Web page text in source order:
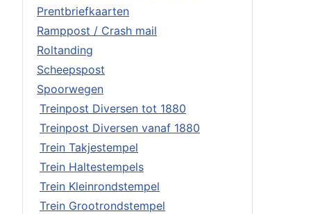
Prentbriefkaarten
Ramppost / Crash mail
Roltanding
Scheepspost
Spoorwegen
Treinpost Diversen tot 1880
Treinpost Diversen vanaf 1880
Trein Takjestempel
Trein Haltestempels
Trein Kleinrondstempel
Trein Grootrondstempel